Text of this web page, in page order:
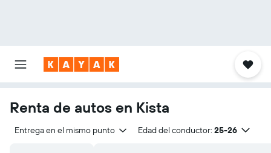
Renta de autos en Kista
Entrega en el mismo punto Edad del conductor: 25-26